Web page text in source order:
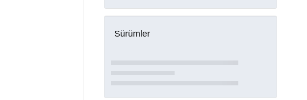
Sürümler